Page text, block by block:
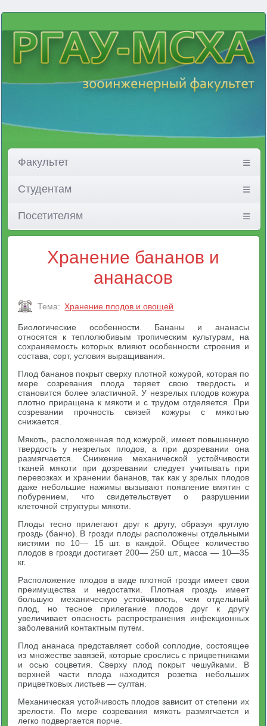
Факультет
Студентам
Посетителям
Хранение бананов и
ананасов
Тема: Хранение плодов и овощей
Биологические особенности. Бананы и ананасы
относятся к теплолюбивым тропическим культурам, на
сохраняемость которых влияют особенности строения и
состава, сорт, условия выращивания.
Плод бананов покрыт сверху плотной кожурой, которая по
мере созревания плода теряет свою твердость и
становится более эластичной. У незрелых плодов кожура
плотно приращена к мякоти и с трудом отделяется. При
созревании прочность связей кожуры с мякотью
снижается.
Мякоть, расположенная под кожурой, имеет повышенную
твердость у незрелых плодов, а при дозревании она
размягчается. Снижение механической устойчивости
тканей мякоти при дозревании следует учитывать при
перевозках и хранении бананов, так как у зрелых плодов
даже небольшие нажимы вызывают появление вмятин с
побурением, что свидетельствует о разрушении
клеточной структуры мякоти.
Плоды тесно прилегают друг к другу, образуя круглую
гроздь (банчо). В грозди плоды расположены отдельными
кистями по 10— 15 шт. в каждой. Общее количество
плодов в грозди достигает 200— 250 шт., масса — 10—35
кг.
Расположение плодов в виде плотной грозди имеет свои
преимущества и недостатки. Плотная гроздь имеет
большую механическую устойчивость, чем отдельный
плод, но тесное прилегание плодов друг к другу
увеличивает опасность распространения инфекционных
заболеваний контактным путем.
Плод ананаса представляет собой соплодие, состоящее
из множестве завязей, которые срослись с прицветниками
и осью соцветия. Сверху плод покрыт чешуйками. В
верхней части плода находится розетка небольших
прицветковых листьев — султан.
Механическая устойчивость плодов зависит от степени их
зрелости. По мере созревания мякоть размягчается и
легко подвергается порче.